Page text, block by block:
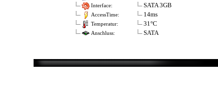
Interface: SATA 3GB
AccessTime: 14ms
Temperatur: 31°C
Anschluss: SATA